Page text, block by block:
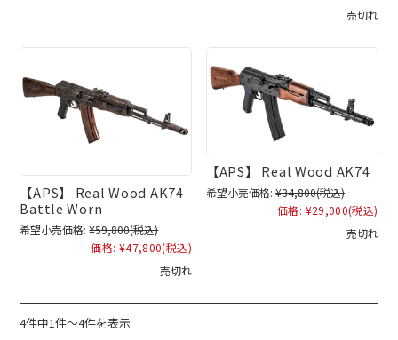
売切れ
【APS】 Real Wood AK74
Battle Worn
希望小売価格: ¥59,800(税込)
価格: ¥47,800(税込)
売切れ
【APS】 Real Wood AK74
希望小売価格: ¥34,800(税込)
価格: ¥29,000(税込)
売切れ
4件中1件～4件を表示